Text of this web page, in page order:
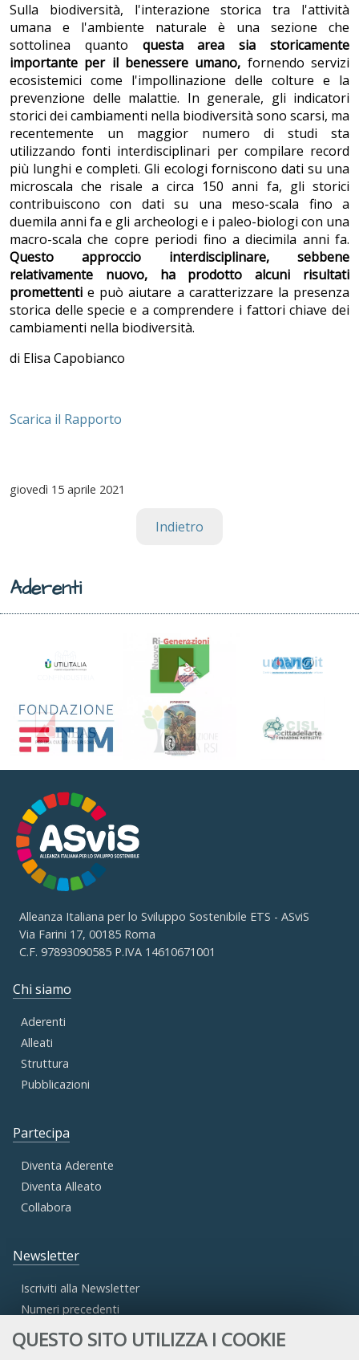
QUESTO SITO UTILIZZA I COOKIE
Sulla biodiversità, l'interazione storica tra l'attività
umana e l'ambiente naturale è una sezione che
sottolinea quanto questa area sia storicamente
importante per il benessere umano, fornendo servizi
ecosistemici come l'impollinazione delle colture e la
prevenzione delle malattie. In generale, gli indicatori
storici dei cambiamenti nella biodiversità sono scarsi, ma
recentemente un maggior numero di studi sta
utilizzando fonti interdisciplinari per compilare record
più lunghi e completi. Gli ecologi forniscono dati su una
microscala che risale a circa 150 anni fa, gli storici
contribuiscono con dati su una meso-scala fino a
duemila anni fa e gli archeologi e i paleo-biologi con una
macro-scala che copre periodi fino a diecimila anni fa.
Questo approccio interdisciplinare, sebbene
relativamente nuovo, ha prodotto alcuni risultati
promettenti e può aiutare a caratterizzare la presenza
storica delle specie e a comprendere i fattori chiave dei
cambiamenti nella biodiversità.
di Elisa Capobianco
Scarica il Rapporto
giovedì 15 aprile 2021
Indietro
Aderenti
Alleanza Italiana per lo Sviluppo Sostenibile ETS - ASviS
Via Farini 17, 00185 Roma
C.F. 97893090585 P.IVA 14610671001
Chi siamo
Aderenti
Alleati
Struttura
Pubblicazioni
Partecipa
Diventa Aderente
Diventa Alleato
Collabora
Newsletter
Iscriviti alla Newsletter
Numeri precedenti